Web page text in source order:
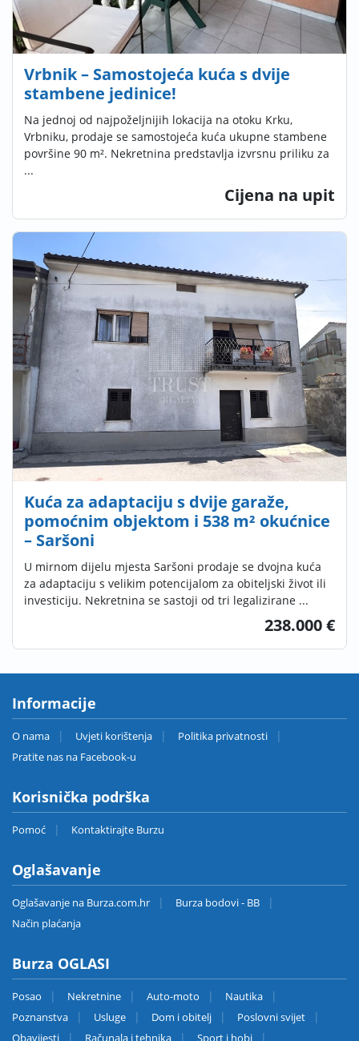
Vrbnik – Samostojeća kuća s dvije
stambene jedinice!
Na jednoj od najpoželjnijih lokacija na otoku Krku,
Vrbniku, prodaje se samostojeća kuća ukupne stambene
površine 90 m². Nekretnina predstavlja izvrsnu priliku za
...
Cijena na upit
Kuća za adaptaciju s dvije garaže,
pomoćnim objektom i 538 m² okućnice
– Saršoni
U mirnom dijelu mjesta Saršoni prodaje se dvojna kuća
za adaptaciju s velikim potencijalom za obiteljski život ili
investiciju. Nekretnina se sastoji od tri legalizirane ...
238.000 €
Informacije
O nama Uvjeti korištenja
Politika privatnosti
Pratite nas na Facebook-u
Korisnička podrška
Pomoć Kontaktirajte Burzu
Oglašavanje
Oglašavanje na Burza.com.hr
Burza bodovi - BB
Način plaćanja
Burza OGLASI
Posao Nekretnine Auto-moto
Nautika
Poznanstva
Usluge Dom i obitelj
Poslovni svijet